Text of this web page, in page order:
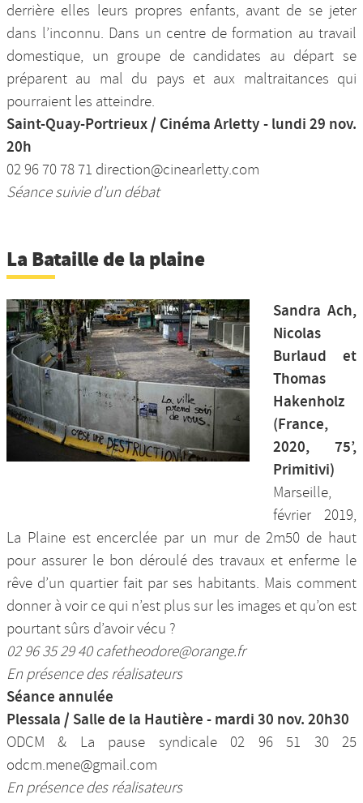
derrière elles leurs propres enfants, avant de se jeter
dans l’inconnu. Dans un centre de formation au travail
domestique, un groupe de candidates au départ se
préparent au mal du pays et aux maltraitances qui
pourraient les atteindre.
Saint-Quay-Portrieux / Cinéma Arletty - lundi 29 nov.
20h
02 96 70 78 71 direction@cinearletty.com
Séance suivie d’un débat
La Bataille de la plaine
Sandra Ach,
Nicolas
Burlaud et
Thomas
Hakenholz
(France,
2020, 75’,
Primitivi)
Marseille,
février 2019,
La Plaine est encerclée par un mur de 2m50 de haut
pour assurer le bon déroulé des travaux et enferme le
rêve d’un quartier fait par ses habitants. Mais comment
donner à voir ce qui n’est plus sur les images et qu’on est
pourtant sûrs d’avoir vécu ?
02 96 35 29 40 cafetheodore@orange.fr
En présence des réalisateurs
Séance annulée
Plessala / Salle de la Hautière - mardi 30 nov. 20h30
ODCM & La pause syndicale 02 96 51 30 25
odcm.mene@gmail.com
En présence des réalisateurs